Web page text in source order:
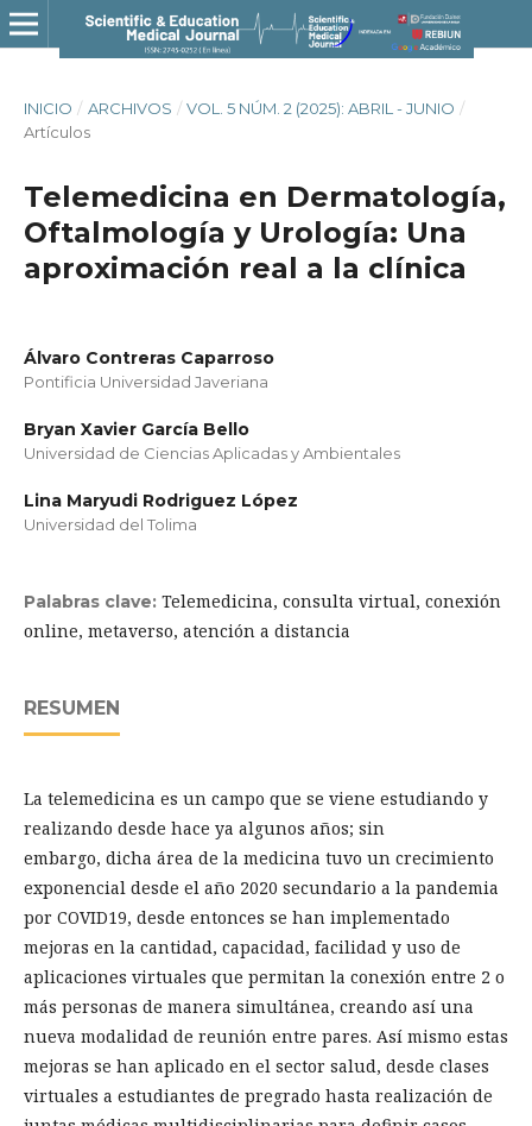
INICIO / ARCHIVOS / VOL. 5 NÚM. 2 (2025): ABRIL - JUNIO /
Artículos
Telemedicina en Dermatología,
Oftalmología y Urología: Una
aproximación real a la clínica
Álvaro Contreras Caparroso
Pontificia Universidad Javeriana
Bryan Xavier García Bello
Universidad de Ciencias Aplicadas y Ambientales
Lina Maryudi Rodriguez López
Universidad del Tolima
Palabras clave: Telemedicina, consulta virtual, conexión
online, metaverso, atención a distancia
RESUMEN
La telemedicina es un campo que se viene estudiando y
realizando desde hace ya algunos años; sin
embargo, dicha área de la medicina tuvo un crecimiento
exponencial desde el año 2020 secundario a la pandemia
por COVID19, desde entonces se han implementado
mejoras en la cantidad, capacidad, facilidad y uso de
aplicaciones virtuales que permitan la conexión entre 2 o
más personas de manera simultánea, creando así una
nueva modalidad de reunión entre pares. Así mismo estas
mejoras se han aplicado en el sector salud, desde clases
virtuales a estudiantes de pregrado hasta realización de